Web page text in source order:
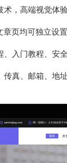
，高端视觉体验
页均可独立设
入门教程、安
真、邮箱、地